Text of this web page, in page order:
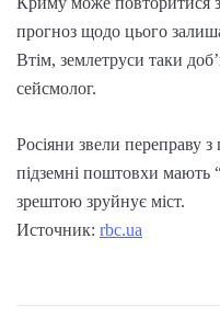
прогноз щодо цього
Втім, землетруси таки
сейсмолог.
Росіяни звели переправу
підземні поштовхи мають
зрештою зруйнує міст.
Источник: rbc.ua